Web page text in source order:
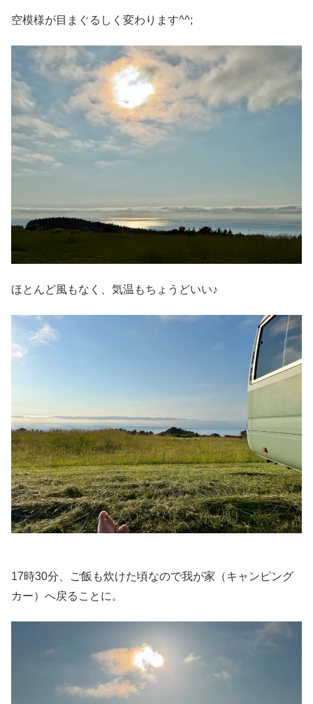
空模様が目まぐるしく変わります^^;
ほとんど風もなく、気温もちょうどいい♪
17時30分、ご飯も炊けた頃なので我が家（キャンピング
カー）へ戻ることに。